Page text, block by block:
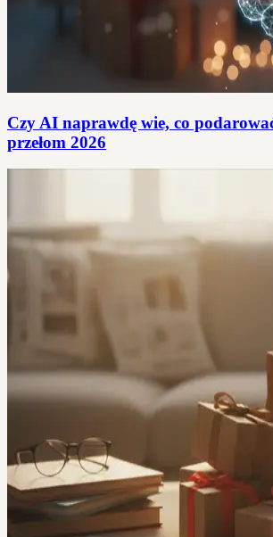
Czy AI naprawdę wie, co
przełom 2026